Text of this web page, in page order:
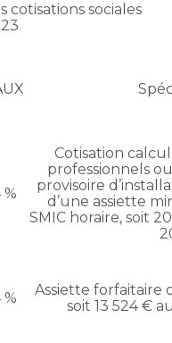
sociales
%
Cotisation
professionnels
provisoire
d’une assiette
SMIC horaire, soit
%
Assiette forfaitaire
soit 13 524 €